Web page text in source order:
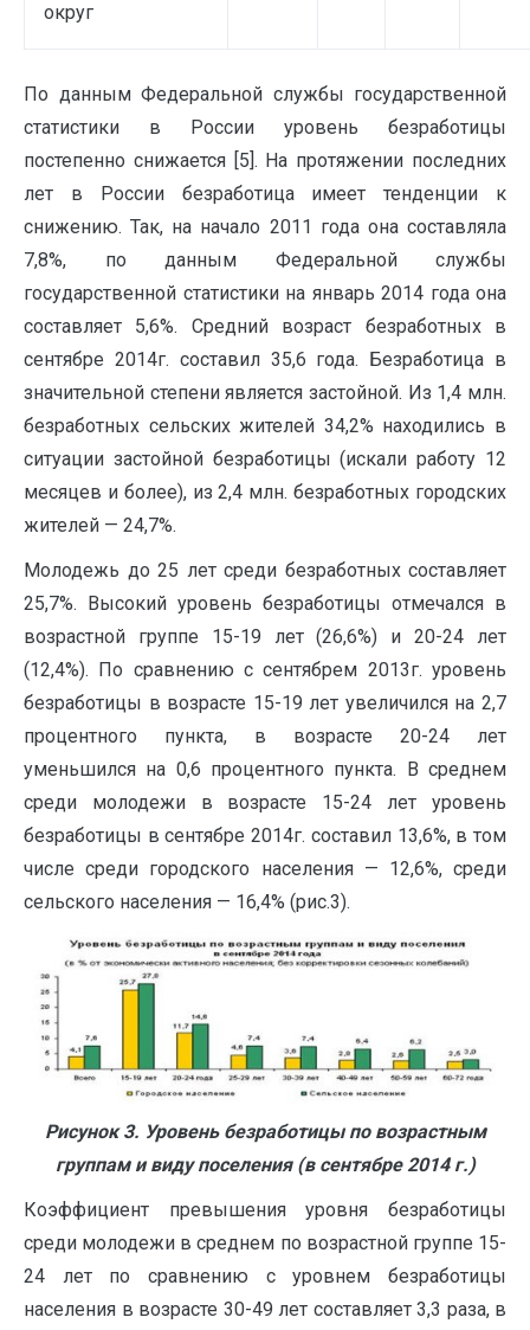
округ
По данным Федеральной службы государственной
статистики в России уровень безработицы
постепенно снижается [5]. На протяжении последних
лет в России безработица имеет тенденции к
снижению. Так, на начало 2011 года она составляла
7,8%, по данным Федеральной службы
государственной статистики на январь 2014 года она
составляет 5,6%. Средний возраст безработных в
сентябре 2014г. составил 35,6 года. Безработица в
значительной степени является застойной. Из 1,4 млн.
безработных сельских жителей 34,2% находились в
ситуации застойной безработицы (искали работу 12
месяцев и более), из 2,4 млн. безработных городских
жителей — 24,7%.
Молодежь до 25 лет среди безработных составляет
25,7%. Высокий уровень безработицы отмечался в
возрастной группе 15-19 лет (26,6%) и 20-24 лет
(12,4%). По сравнению с сентябрем 2013г. уровень
безработицы в возрасте 15-19 лет увеличился на 2,7
процентного пункта, в возрасте 20-24 лет
уменьшился на 0,6 процентного пункта. В среднем
среди молодежи в возрасте 15-24 лет уровень
безработицы в сентябре 2014г. составил 13,6%, в том
числе среди городского населения — 12,6%, среди
сельского населения — 16,4% (рис.3).
Рисунок 3. Уровень безработицы по возрастным
группам и виду поселения (в сентябре 2014 г.)
Коэффициент превышения уровня безработицы
среди молодежи в среднем по возрастной группе 15-
24 лет по сравнению с уровнем безработицы
населения в возрасте 30-49 лет составляет 3,3 раза, в